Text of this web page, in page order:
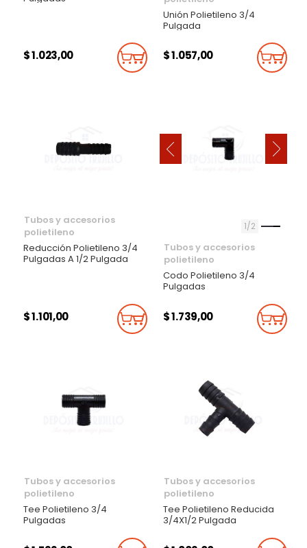
$ 1.023,00 Añadir Al Carrito
Unión Polietileno 3/4
Pulgada
$ 1.057,00
Tubos y accesorios
polietileno
Reducción Polietileno 3/4
Pulgadas A 1/2 Pulgada
$ 1.101,00 Añadir Al Carrito
‹ ›
1 2
Tubos y accesorios
polietileno
Codo Polietileno 3/4
Pulgadas
$ 1.739,00
Tubos y accesorios
polietileno
Tee Polietileno 3/4
Pulgadas
Tubos y accesorios
polietileno
Tee Polietileno Reducida
3/4X1/2 Pulgada